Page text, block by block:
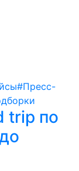
#Пресс-
trip по